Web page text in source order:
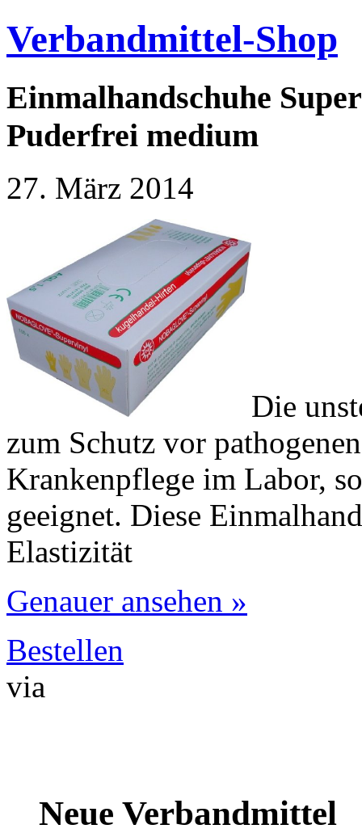
Verbandmittel-Shop
Einmalhandschuhe
Puderfrei medium
27. März 2014
Die
zum Schutz vor
Krankenpflege im Labor,
geeignet. Diese
Elastizität
Genauer ansehen »
Bestellen
via
Neue Verbandmittel